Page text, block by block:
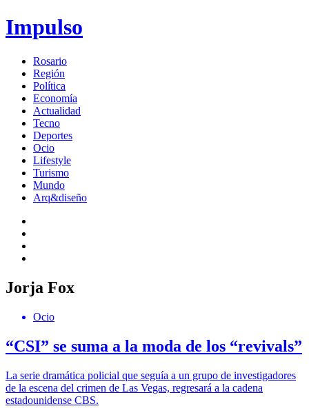
Impulso
Rosario
Región
Política
Economía
Actualidad
Tecno
Deportes
Ocio
Lifestyle
Turismo
Mundo
Arq&diseño
Jorja Fox
Ocio
“CSI” se suma a la moda de los “revivals”
La serie dramática policial que seguía a un grupo de investigadores
de la escena del crimen de Las Vegas, regresará a la cadena
estadounidense CBS.